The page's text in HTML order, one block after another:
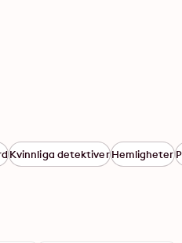
Kvinnliga detektiverHemligheter